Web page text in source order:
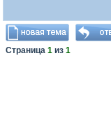
Страница 1 из 1